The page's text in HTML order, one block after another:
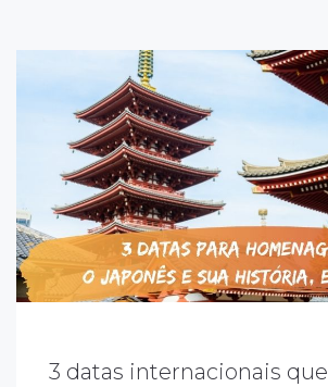
3 datas internacionais que